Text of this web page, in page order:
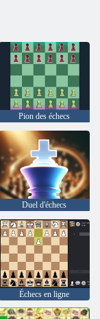
Pion des échecs
Duel d'échecs
Échecs en ligne